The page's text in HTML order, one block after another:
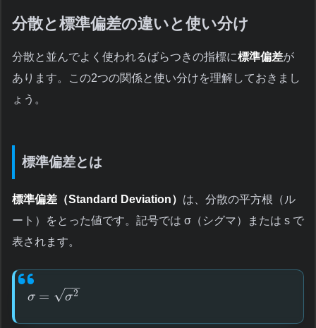
分散と標準偏差の違いと使い分け
分散と並んでよく使われるばらつきの指標に標準偏差が
あります。この2つの関係と使い分けを理解しておきまし
ょう。
標準偏差とは
標準偏差（Standard Deviation） は、分散の平方根（ル
ート）をとった値です。記号では σ（シグマ）または s で
表されます。
σ = σ2
−−
√